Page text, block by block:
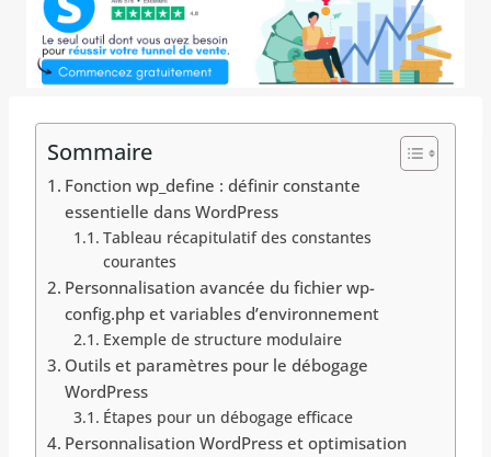
Sommaire
Fonction wp_define : définir constante
essentielle dans WordPress
Tableau récapitulatif des constantes
courantes
Personnalisation avancée du fichier wp-
config.php et variables d’environnement
Exemple de structure modulaire
Outils et paramètres pour le débogage
WordPress
Étapes pour un débogage efficace
Personnalisation WordPress et optimisation